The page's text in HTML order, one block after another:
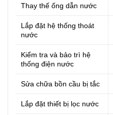
Thay thế ống dẫn nước
Lắp đặt hệ thống thoát
nước
Kiểm tra và bảo trì hệ
thống điện nước
Sửa chữa bồn cầu bị tắc
Lắp đặt thiết bị lọc nước